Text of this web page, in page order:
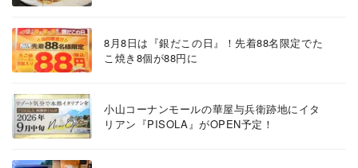
8月8日は『銀だこの日』！先着88名限定でた
こ焼き8個が88円に
小山コーナンモールの華屋与兵衛跡地にイタ
リアン『PISOLA』がOPEN予定！